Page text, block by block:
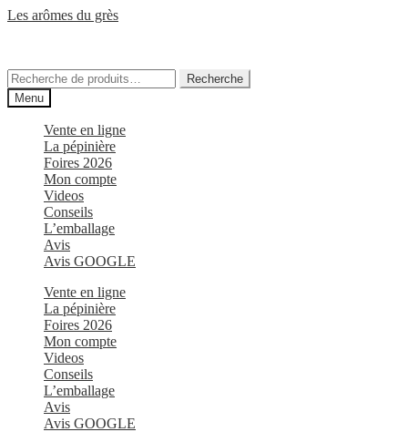
Aller
Aller
Les arômes du grès
Recherche
pour :
Recherche
Menu
Vente en ligne
La pépinière
Foires 2026
Mon compte
Videos
Conseils
L’emballage
Avis
Avis GOOGLE
Vente en ligne
La pépinière
Foires 2026
Mon compte
Videos
Conseils
L’emballage
Avis
Avis GOOGLE